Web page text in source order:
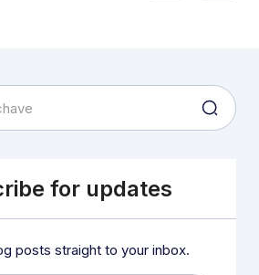
for updates
posts straight to your inbox.